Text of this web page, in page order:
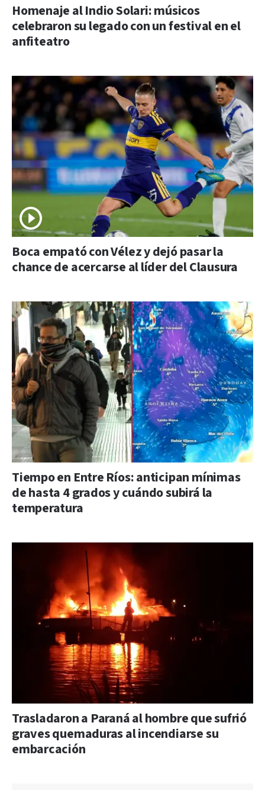
Homenaje al Indio Solari: músicos
celebraron su legado con un festival en el
anfiteatro
Boca empató con Vélez y dejó pasar la
chance de acercarse al líder del Clausura
Tiempo en Entre Ríos: anticipan mínimas
de hasta 4 grados y cuándo subirá la
temperatura
Trasladaron a Paraná al hombre que sufrió
graves quemaduras al incendiarse su
embarcación